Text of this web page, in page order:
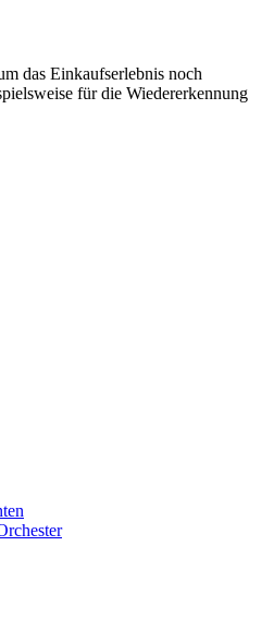
das Einkaufserlebnis noch
für die Wiedererkennung